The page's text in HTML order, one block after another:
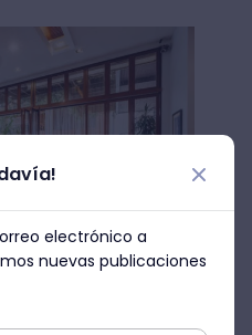
electrónico a
nuevas publicaciones